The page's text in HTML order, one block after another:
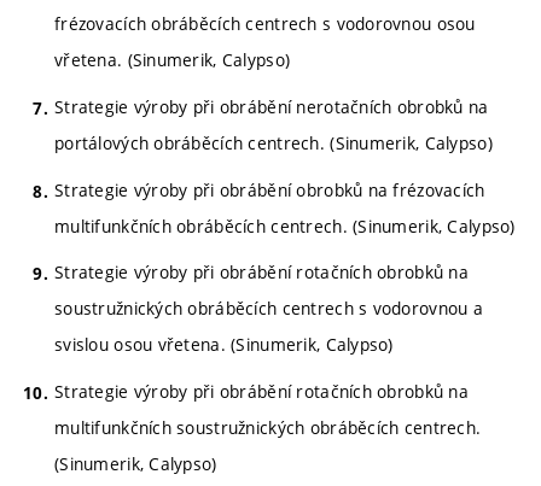
frézovacích obráběcích centrech s vodorovnou osou
vřetena. (Sinumerik, Calypso)
Strategie výroby při obrábění nerotačních obrobků na
portálových obráběcích centrech. (Sinumerik, Calypso)
Strategie výroby při obrábění obrobků na frézovacích
multifunkčních obráběcích centrech. (Sinumerik, Calypso)
Strategie výroby při obrábění rotačních obrobků na
soustružnických obráběcích centrech s vodorovnou a
svislou osou vřetena. (Sinumerik, Calypso)
Strategie výroby při obrábění rotačních obrobků na
multifunkčních soustružnických obráběcích centrech.
(Sinumerik, Calypso)